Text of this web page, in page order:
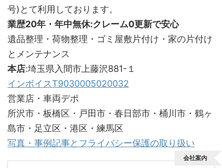
号)とて利用しております。
業歴20年・年中無休:クレーム0更新で安心
遺品整理・荷物整理・ゴミ屋敷片付け・家の片付け
とメンテナンス
本店:埼玉県入間市上藤沢881-１
インボイスT9030005020032
営業店・車両デポ
所沢市・板橋区・戸田市・春日部市・桶川市・鶴ヶ
島市・足立区・港区・練馬区
写真・事例記事とフライバシー保護の取り扱い
会社案内